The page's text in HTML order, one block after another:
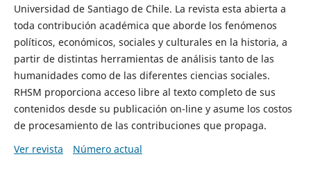
Universidad de Santiago de Chile. La revista esta abierta a
toda contribución académica que aborde los fenómenos
políticos, económicos, sociales y culturales en la historia, a
partir de distintas herramientas de análisis tanto de las
humanidades como de las diferentes ciencias sociales.
RHSM proporciona acceso libre al texto completo de sus
contenidos desde su publicación on-line y asume los costos
de procesamiento de las contribuciones que propaga.
Ver revista
Número actual